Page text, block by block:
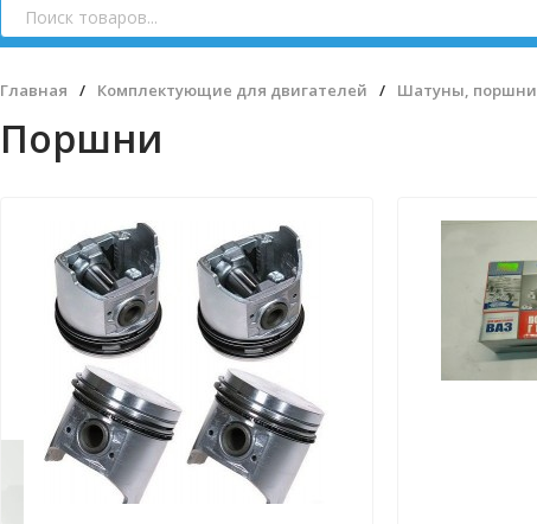
Главная / Комплектующие для двигателей / Шатуны,
Поршни